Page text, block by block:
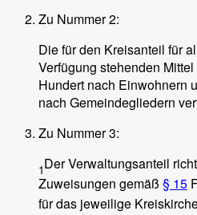
Zu Nummer 2:
Die für den Kreisanteil für
Verfügung stehenden
Hundert nach Einwohnern
nach Gemeindegliedern
Zu Nummer 3:
1Der Verwaltungsanteil
Zuweisungen gemäß § 15
für das jeweilige